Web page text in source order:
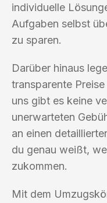
individuelle
Aufgaben selbst
zu sparen.
Darüber hinaus
transparente
uns gibt es keine
unerwarteten
an einen
du genau weißt,
zukommen.
Mit dem